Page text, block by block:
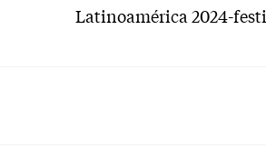
Latinoamérica 2024-